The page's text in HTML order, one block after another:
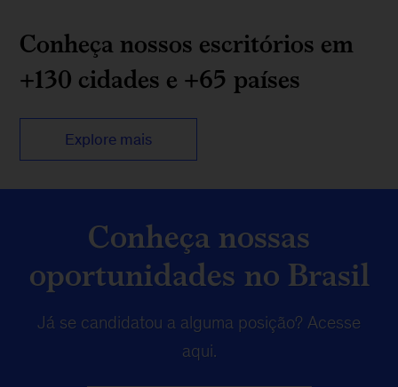
Conheça nossos escritórios em
+130 cidades e +65 países
Explore mais
Conheça nossas
oportunidades no Brasil
Já se candidatou a alguma posição? Acesse
aqui.